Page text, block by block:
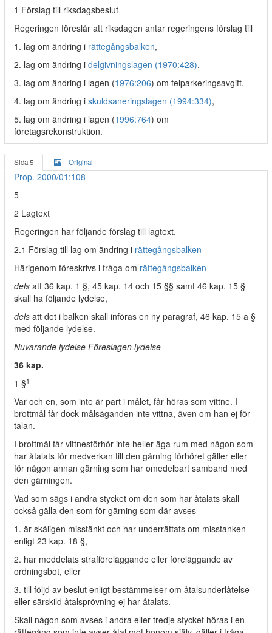
1 Förslag till riksdagsbeslut
Regeringen föreslår att riksdagen antar regeringens förslag till
1. lag om ändring i rättegångsbalken,
2. lag om ändring i delgivningslagen (1970:428),
3. lag om ändring i lagen (1976:206) om felparkeringsavgift,
4. lag om ändring i skuldsaneringslagen (1994:334),
5. lag om ändring i lagen (1996:764) om
företagsrekonstruktion.
Sida 5 Original
Prop. 2000/01:108
5
2 Lagtext
Regeringen har följande förslag till lagtext.
2.1 Förslag till lag om ändring i rättegångsbalken
Härigenom föreskrivs i fråga om rättegångsbalken
dels att 36 kap. 1 §, 45 kap. 14 och 15 §§ samt 46 kap. 15 §
skall ha följande lydelse,
dels att det i balken skall införas en ny paragraf, 46 kap. 15 a §
med följande lydelse.
Nuvarande lydelse Föreslagen lydelse
36 kap.
1 §1
Var och en, som inte är part i målet, får höras som vittne. I
brottmål får dock målsäganden inte vittna, även om han ej för
talan.
I brottmål får vittnesförhör inte heller äga rum med någon som
har åtalats för medverkan till den gärning förhöret gäller eller
för någon annan gärning som har omedelbart samband med
den gärningen.
Vad som sägs i andra stycket om den som har åtalats skall
också gälla den som för gärning som där avses
1. är skäligen misstänkt och har underrättats om misstanken
enligt 23 kap. 18 §,
2. har meddelats strafföreläggande eller föreläggande av
ordningsbot, eller
3. till följd av beslut enligt bestämmelser om åtalsunderlåtelse
eller särskild åtalsprövning ej har åtalats.
Skall någon som avses i andra eller tredje stycket höras i en